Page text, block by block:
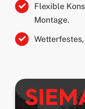
Flexible
Montage.